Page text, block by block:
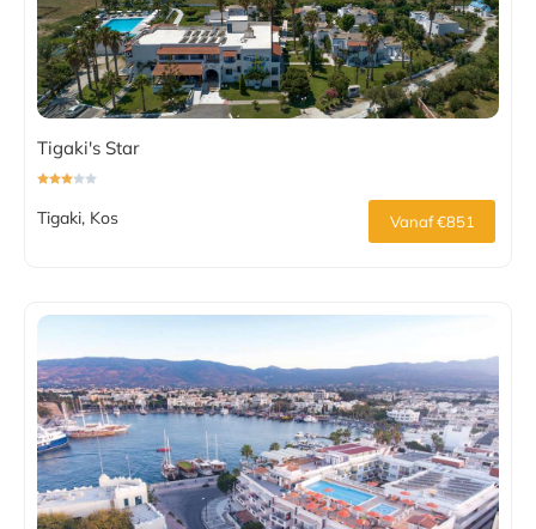
Tigaki's Star
Tigaki, Kos Vanaf €851